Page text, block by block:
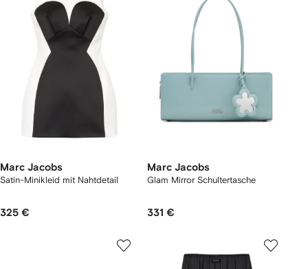
Marc Jacobs
Satin-Minikleid mit Nahtdetail
325 €
Marc Jacobs
Glam Mirror Schultertasche
331 €